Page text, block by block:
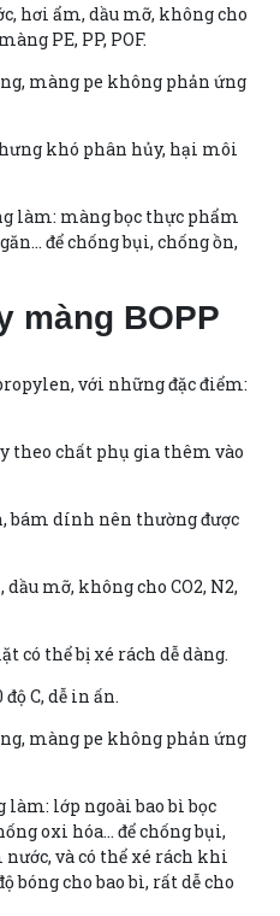
hơi ẩm, dầu mỡ, không cho
PE, PP, POF.
màng pe không phản ứng
khó phân hủy, hại môi
làm: màng bọc thực phẩm
để chống bụi, chống ồn,
màng BOPP
với những đặc điểm:
theo chất phụ gia thêm vào
bám dính nên thường được
mỡ, không cho CO2, N2,
có thể bị xé rách dễ dàng.
C, dễ in ấn.
màng pe không phản ứng
làm: lớp ngoài bao bì bọc
oxi hóa… để chống bụi,
và có thể xé rách khi
bóng cho bao bì, rất dễ cho